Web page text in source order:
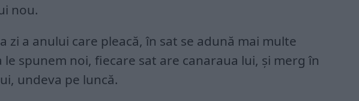
nou.
zi a anului care pleacă, în sat se adună mai multe
le spunem noi, fiecare sat are canaraua lui, şi merg în
undeva pe luncă.